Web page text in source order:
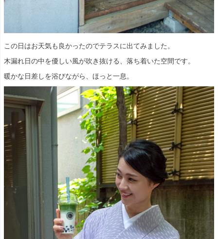
この日はお天気も良かったのでテラスに出てみました。
木漏れ日の中を優しい風が吹き抜ける、落ち着いた空間です。
暖かな日差しを浴びながら、ほっと一息。